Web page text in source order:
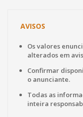
AVISOS
Os valores
alterados em
Confirmar
o anunciante.
Todas as
inteira